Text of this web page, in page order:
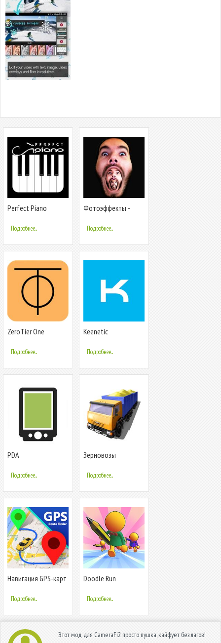
Perfect Piano
Подробнее...
Фотоэффекты -
Подробнее...
ZeroTier One
Подробнее...
Keenetic
Подробнее...
PDA
Подробнее...
Зерновозы
Подробнее...
Навигация GPS-карт
Подробнее...
Doodle Run
Подробнее...
Этот мод для CameraFi2 просто пушка, кайфует без лагов!